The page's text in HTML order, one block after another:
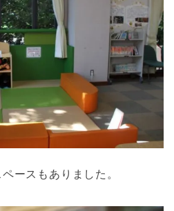
ースもありました。